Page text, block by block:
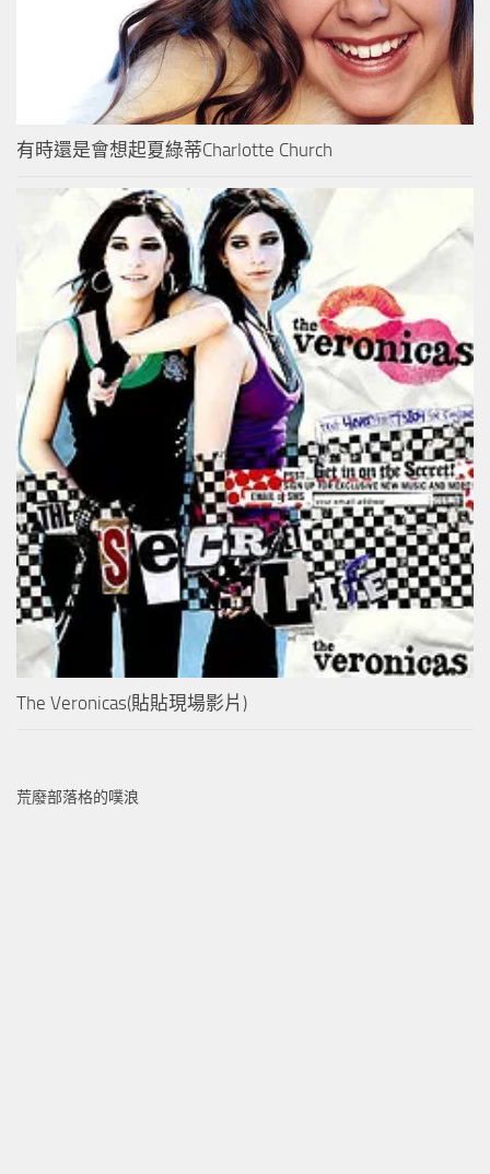
有時還是會想起夏綠蒂Charlotte Church
The Veronicas(貼貼現場影片)
荒廢部落格的噗浪